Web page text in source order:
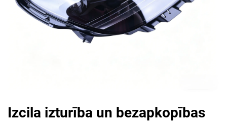
Izcila izturība un bezapkopības